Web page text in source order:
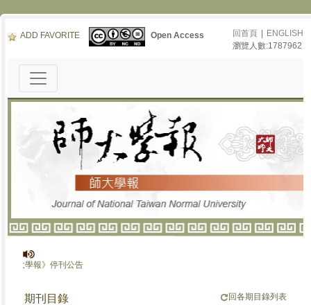
ADD FAVORITE Open Access 回首頁
ENGLISH
瀏覽人數:1787962
大學報》停刊公告
期刊目錄 回各期目錄列表